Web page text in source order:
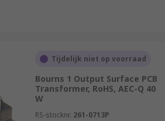
Tijdelijk niet op voorraad
Bourns 1 Output Surface PCB
Transformer, RoHS, AEC-Q 40
W
RS-stocknr. 261-0713P